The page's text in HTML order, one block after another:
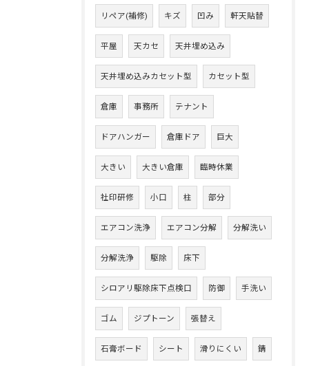
リペア(補修) キズ 凹み 軒天貼替
平屋 天カセ 天井埋め込み
天井埋め込みカセット型 カセット型
倉庫 事務所 テナント
ドアハンガー 倉庫ドア 巨大
大きい 大きい倉庫 臨時休業
社印研修 小口 柱 部分
エアコン洗浄 エアコン分解 分解洗い
分解洗浄 駆除 床下
シロアリ駆除床下点検口 防御 手洗い
ゴム ジプトーン 張替え
石膏ボード シート 滑りにくい 錆